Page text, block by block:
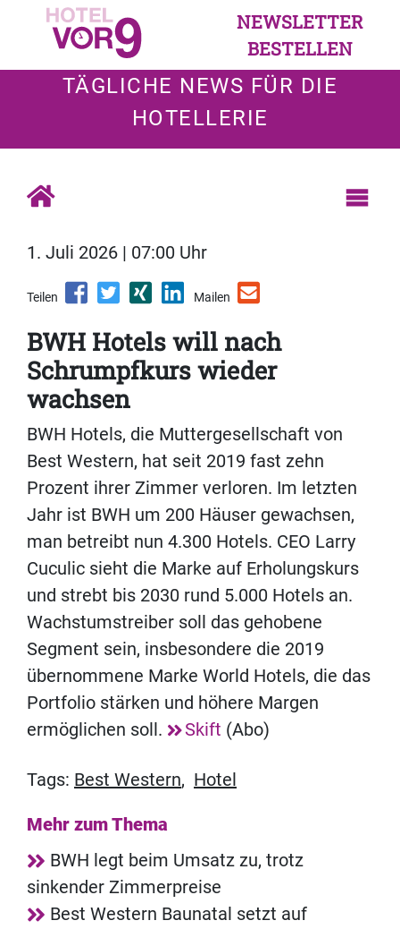
NEWSLETTER
BESTELLEN
TÄGLICHE NEWS FÜR DIE
HOTELLERIE
1. Juli 2026 | 07:00 Uhr
Teilen Mailen
BWH Hotels will nach
Schrumpfkurs wieder
wachsen
BWH Hotels, die Muttergesellschaft von
Best Western, hat seit 2019 fast zehn
Prozent ihrer Zimmer verloren. Im letzten
Jahr ist BWH um 200 Häuser gewachsen,
man betreibt nun 4.300 Hotels. CEO Larry
Cuculic sieht die Marke auf Erholungskurs
und strebt bis 2030 rund 5.000 Hotels an.
Wachstumstreiber soll das gehobene
Segment sein, insbesondere die 2019
übernommene Marke World Hotels, die das
Portfolio stärken und höhere Margen
ermöglichen soll.
Skift (Abo)
Tags: Best Western, Hotel
Mehr zum Thema
BWH legt beim Umsatz zu, trotz
sinkender Zimmerpreise
Best Western Baunatal setzt auf